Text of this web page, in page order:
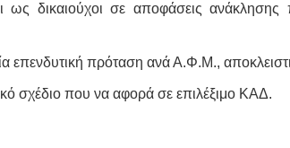
ως δικαιούχοι σε αποφάσεις
επενδυτική πρόταση ανά Α.Φ.Μ.,
σχέδιο που να αφορά σε επιλέξιμο ΚΑΔ.